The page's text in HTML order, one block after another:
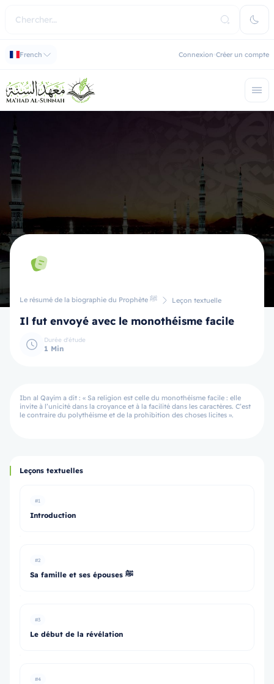
French Connexion Créer un compte
Le résumé de la biographie du Prophète ﷺ Leçon textuelle
Il fut envoyé avec le monothéisme facile
Durée d'étude
1 Min
Ibn al Qayim a dit : « Sa religion est celle du monothéisme facile : elle
invite à l’unicité dans la croyance et à la facilité dans les caractères. C’est
le contraire du polythéisme et de la prohibition des choses licites ».
Leçons textuelles
#1
Introduction
#2
Sa famille et ses épouses ﷺ
#3
Le début de la révélation
#4